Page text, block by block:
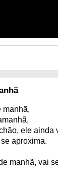
manhã,
ele ainda
aproxima.
manhã, vai